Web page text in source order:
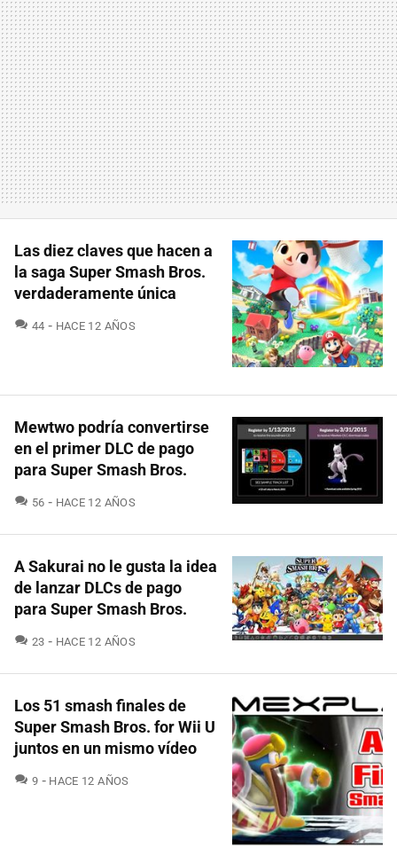
Las diez claves que hacen a
la saga Super Smash Bros.
verdaderamente única
44 COMENTARIOS
HACE 12 AÑOS
Mewtwo podría convertirse
en el primer DLC de pago
para Super Smash Bros.
56 COMENTARIOS
HACE 12 AÑOS
A Sakurai no le gusta la idea
de lanzar DLCs de pago
para Super Smash Bros.
23 COMENTARIOS
HACE 12 AÑOS
Los 51 smash finales de
Super Smash Bros. for Wii U
juntos en un mismo vídeo
9 COMENTARIOS
HACE 12 AÑOS